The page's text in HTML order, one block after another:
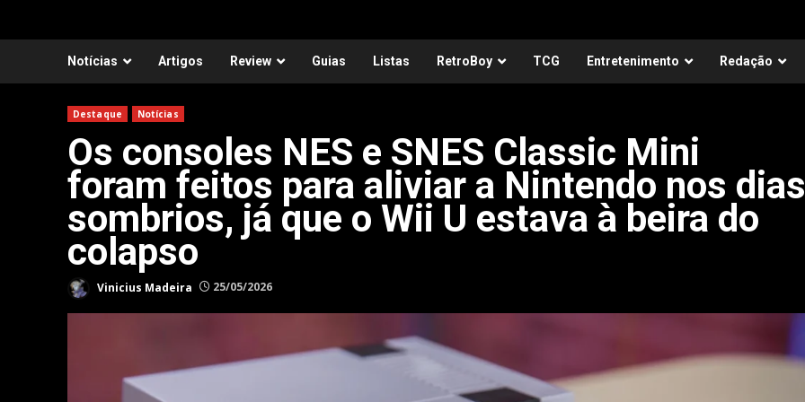
Notícias Artigos Review Guias Listas RetroBoy TCG Entretenimento Redação
Destaque Notícias
Os consoles NES e SNES Classic Mini
foram feitos para aliviar a Nintendo nos dias
sombrios, já que o Wii U estava à beira do
colapso
Vinicius Madeira 25/05/2026